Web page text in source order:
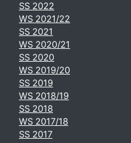
SS 2022
WS 2021/22
SS 2021
WS 2020/21
SS 2020
WS 2019/20
SS 2019
WS 2018/19
SS 2018
WS 2017/18
SS 2017